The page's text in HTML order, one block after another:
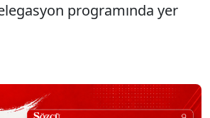
programında yer